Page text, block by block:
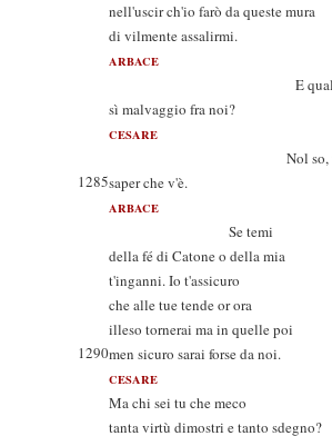
nell'uscir ch'io farò da queste mura
di vilmente assalirmi.
ARBACE
E qual
sì malvaggio fra noi?
CESARE
Nol so, ti
1285saper che v'è.
ARBACE
Se temi
della fé di Catone o della mia
t'inganni. Io t'assicuro
che alle tue tende or ora
illeso tornerai ma in quelle poi
1290men sicuro sarai forse da noi.
CESARE
Ma chi sei tu che meco
tanta virtù dimostri e tanto sdegno?